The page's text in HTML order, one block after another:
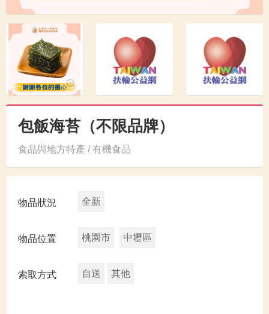
包飯海苔（不限品牌）
食品與地方特產 / 有機食品
物品狀況 全新
物品位置 桃園市 中壢區
索取方式 自送 其他